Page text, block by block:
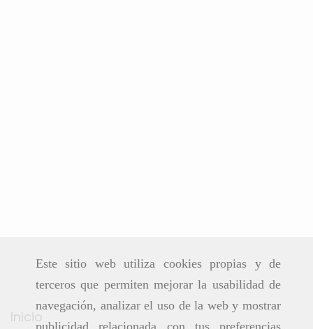
Este sitio web utiliza cookies propias y de
terceros que permiten mejorar la usabilidad de
navegación, analizar el uso de la web y mostrar
Inicio